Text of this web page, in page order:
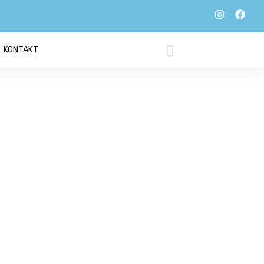
KONTAKT